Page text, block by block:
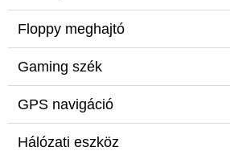
Floppy meghajtó
Gaming szék
GPS navigáció
Hálózati eszköz